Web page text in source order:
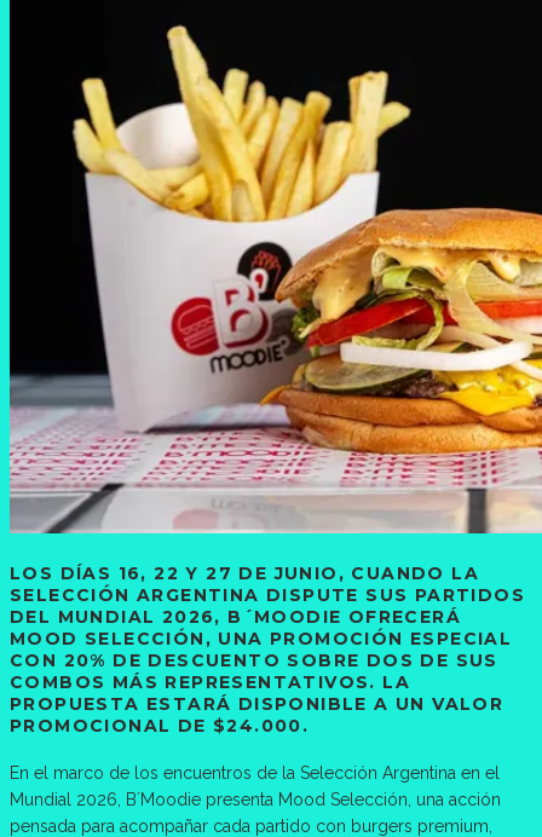
LOS DÍAS 16, 22 Y 27 DE JUNIO, CUANDO LA
SELECCIÓN ARGENTINA DISPUTE SUS PARTIDOS
DEL MUNDIAL 2026, B´MOODIE OFRECERÁ
MOOD SELECCIÓN, UNA PROMOCIÓN ESPECIAL
CON 20% DE DESCUENTO SOBRE DOS DE SUS
COMBOS MÁS REPRESENTATIVOS. LA
PROPUESTA ESTARÁ DISPONIBLE A UN VALOR
PROMOCIONAL DE $24.000.
En el marco de los encuentros de la Selección Argentina en el
Mundial 2026, B´Moodie presenta Mood Selección, una acción
pensada para acompañar cada partido con burgers premium,